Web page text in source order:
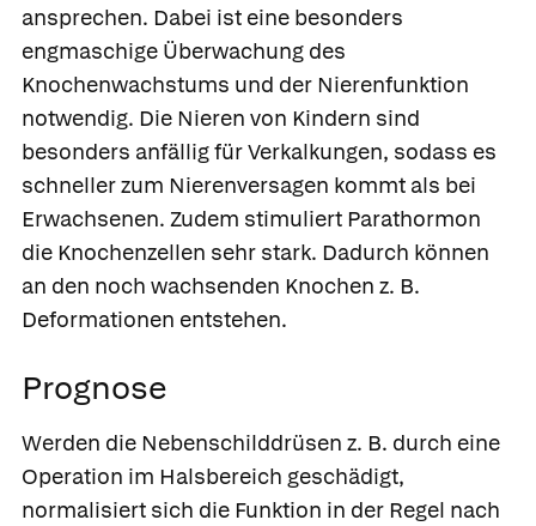
ansprechen. Dabei ist eine besonders
engmaschige Überwachung des
Knochenwachstums und der Nierenfunktion
notwendig. Die Nieren von Kindern sind
besonders anfällig für Verkalkungen, sodass es
schneller zum Nierenversagen kommt als bei
Erwachsenen. Zudem stimuliert Parathormon
die Knochenzellen sehr stark. Dadurch können
an den noch wachsenden Knochen z. B.
Deformationen entstehen.
Prognose
Werden die Nebenschilddrüsen z. B. durch eine
Operation im Halsbereich geschädigt,
normalisiert sich die Funktion in der Regel nach